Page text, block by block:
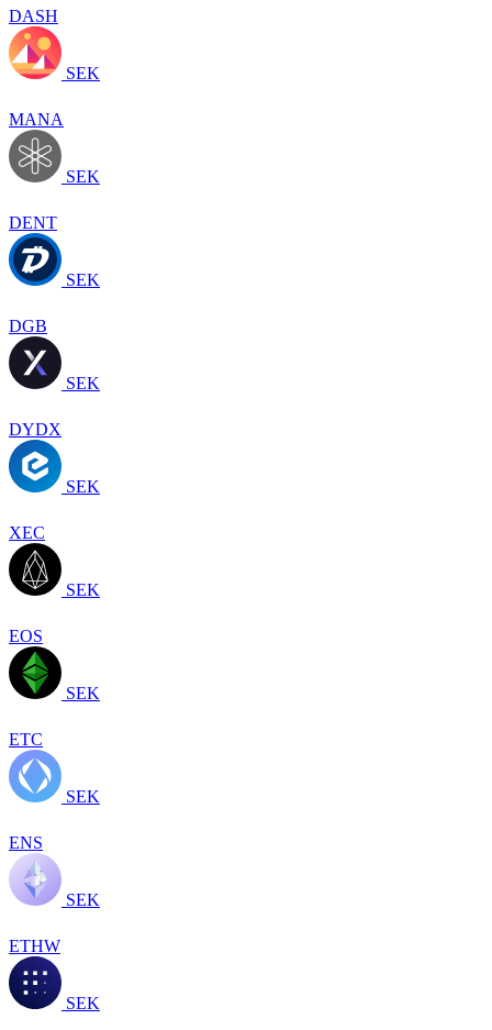
DASH
SEK
MANA
SEK
DENT
SEK
DGB
SEK
DYDX
SEK
XEC
SEK
EOS
SEK
ETC
SEK
ENS
SEK
ETHW
SEK